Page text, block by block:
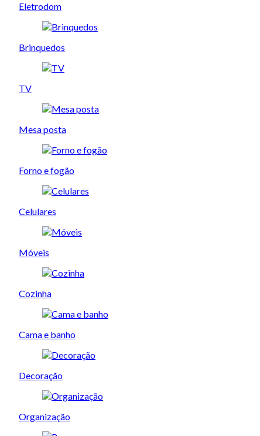
Eletrodom
Brinquedos
TV
Mesa posta
Forno e fogão
Celulares
Móveis
Cozinha
Cama e banho
Decoração
Organização